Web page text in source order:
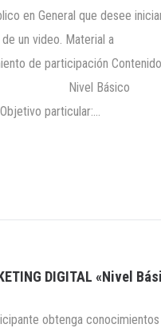
en General que desee
un video. Material a
de participación Contenido
Nivel
particular:…
DIGITAL «Nivel
obtenga